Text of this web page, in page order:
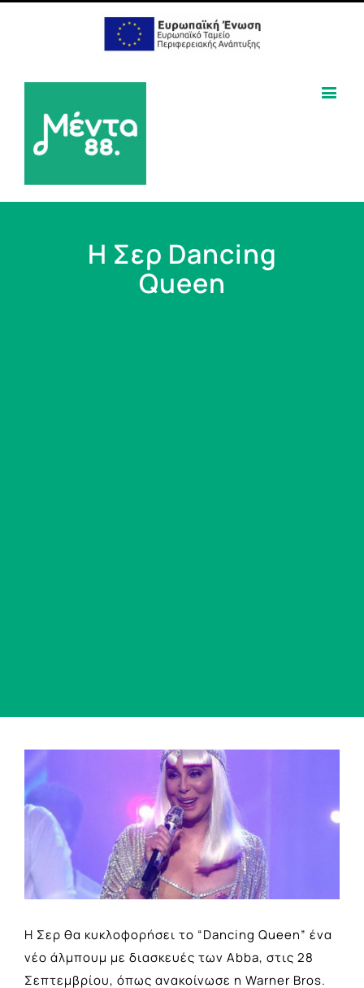
Η Σερ Dancing
Queen
View
Larger
Image
Η Σερ θα κυκλοφορήσει το “Dancing Queen” ένα
νέο άλμπουμ με διασκευές των Abba, στις 28
Σεπτεμβρίου, όπως ανακοίνωσε η Warner Bros.